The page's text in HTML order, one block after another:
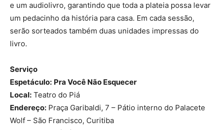
e um audiolivro, garantindo que toda a plateia possa levar
um pedacinho da história para casa. Em cada sessão,
serão sorteados também duas unidades impressas do
livro.
Serviço
Espetáculo: Pra Você Não Esquecer
Local: Teatro do Piá
Endereço: Praça Garibaldi, 7 – Pátio interno do Palacete
Wolf – São Francisco, Curitiba